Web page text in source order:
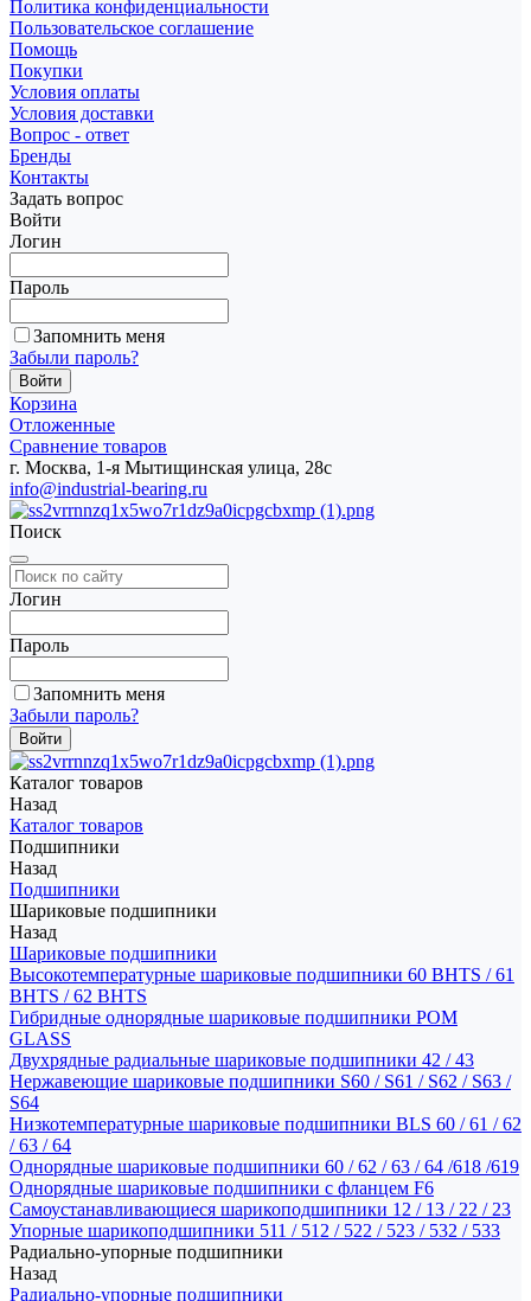
Политика конфиденциальности
Пользовательское соглашение
Помощь
Покупки
Условия оплаты
Условия доставки
Вопрос - ответ
Бренды
Контакты
Задать вопрос
Войти
Логин
Пароль
Запомнить меня
Забыли пароль?
Корзина
Отложенные
Сравнение товаров
г. Москва, 1-я Мытищинская улица, 28с
info@industrial-bearing.ru
Поиск
Логин
Пароль
Запомнить меня
Забыли пароль?
Каталог товаров
Назад
Каталог товаров
Подшипники
Назад
Подшипники
Шариковые подшипники
Назад
Шариковые подшипники
Высокотемпературные шариковые подшипники 60 BHTS / 61
BHTS / 62 BHTS
Гибридные однорядные шариковые подшипники POM
GLASS
Двухрядные радиальные шариковые подшипники 42 / 43
Нержавеющие шариковые подшипники S60 / S61 / S62 / S63 /
S64
Низкотемпературные шариковые подшипники BLS 60 / 61 / 62
/ 63 / 64
Однорядные шариковые подшипники 60 / 62 / 63 / 64 /618 /619
Однорядные шариковые подшипники с фланцем F6
Самоустанавливающиеся шарикоподшипники 12 / 13 / 22 / 23
Упорные шарикоподшипники 511 / 512 / 522 / 523 / 532 / 533
Радиально-упорные подшипники
Назад
Радиально-упорные подшипники